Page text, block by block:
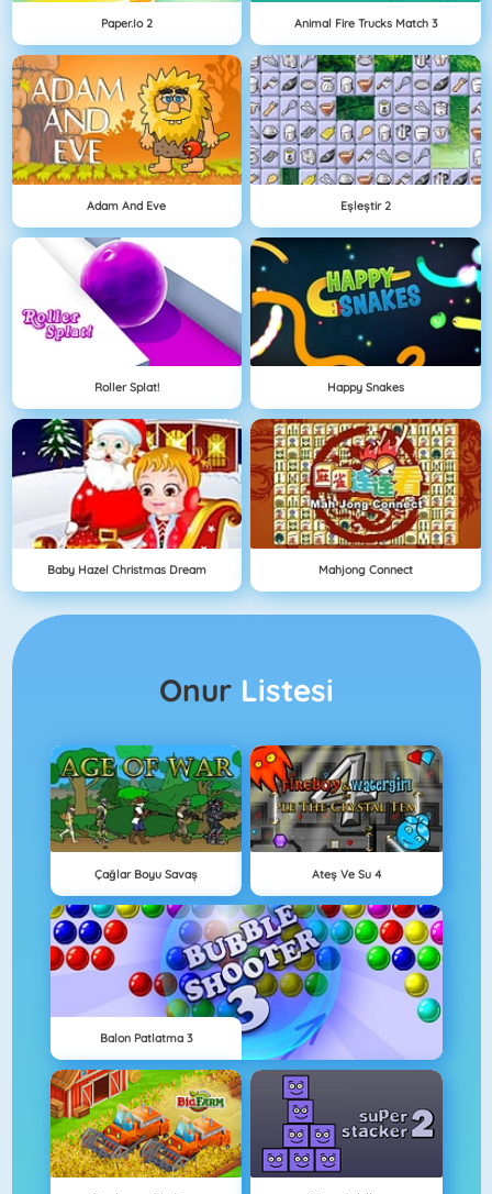
Paper.io 2 Animal Fire Trucks Match 3
Adam And Eve Eşleştir 2
Roller Splat! Happy Snakes
Baby Hazel Christmas Dream Mahjong Connect
Onur Listesi
Çağlar Boyu Savaş Ateş Ve Su 4
Balon Patlatma 3